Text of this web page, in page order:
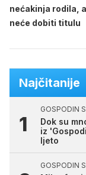
nećakinja rodila,
neće dobiti titulu
Najčitanije
GOSPODIN
Dok su
iz
ljeto
GOSPODIN